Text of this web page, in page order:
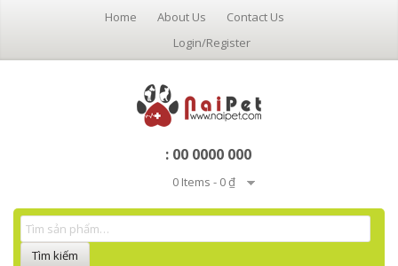
Home About Us
Contact Us
Login/Register
: 00 0000 000
0 Items - 0 ₫